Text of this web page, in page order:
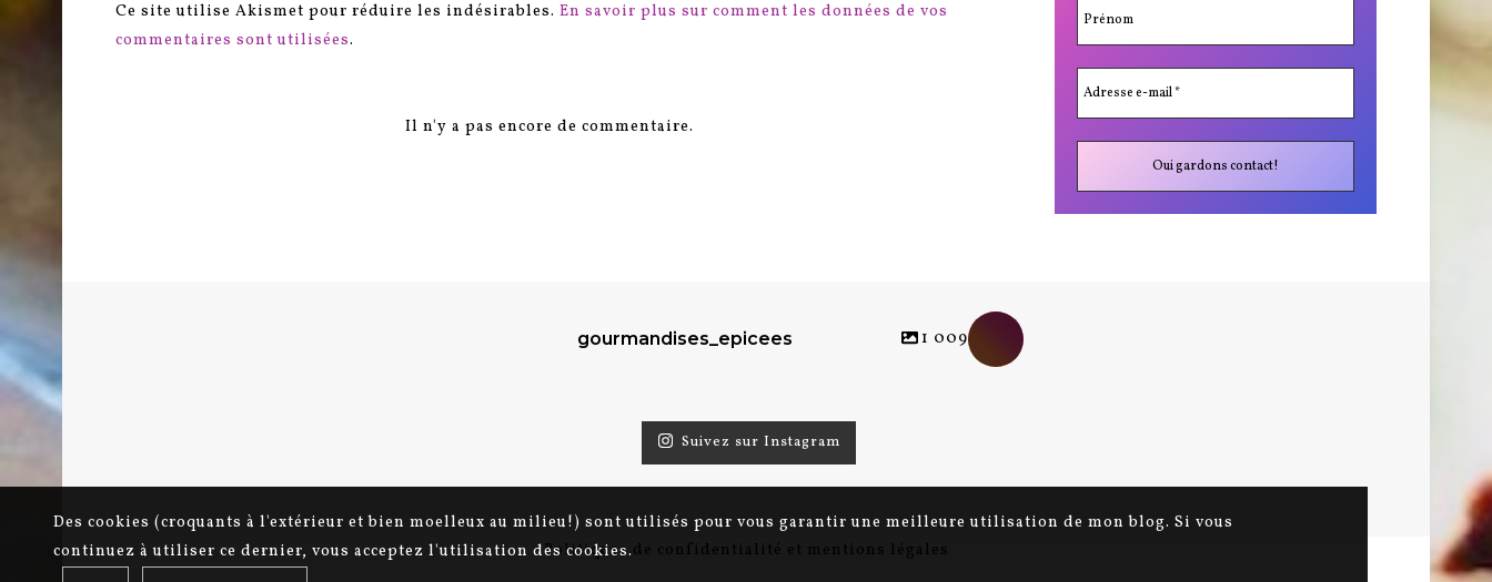
Ce site utilise Akismet pour réduire les indésirables. En savoir plus sur comment les données de vos
commentaires sont utilisées.
Il n'y a pas encore de commentaire.
gourmandises_epicees 1 009
Suivez sur Instagram
Politiques de confidentialité et mentions légales
Des cookies (croquants à l'extérieur et bien moelleux au milieu!) sont utilisés pour vous garantir une meilleure utilisation de mon blog. Si vous
continuez à utiliser ce dernier, vous acceptez l'utilisation des cookies.